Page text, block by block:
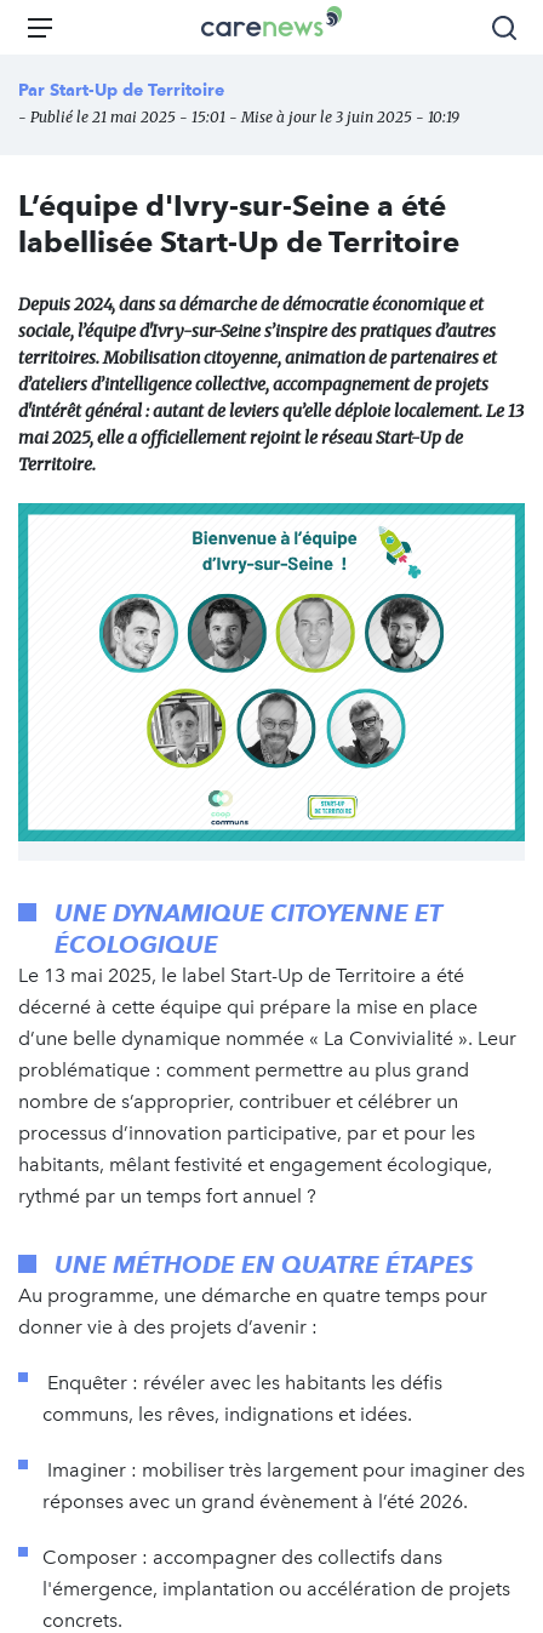
Aller
principal
Carenews,
média
des
l'engagement
Menu
Par Start-Up de Territoire
- Publié le 21 mai 2025 - 15:01 - Mise à jour le 3 juin 2025 - 10:19
L’équipe d'Ivry-sur-Seine a été
labellisée Start-Up de Territoire
Depuis 2024, dans sa démarche de démocratie économique et
sociale, l’équipe d'Ivry-sur-Seine s’inspire des pratiques d’autres
territoires. Mobilisation citoyenne, animation de partenaires et
d’ateliers d’intelligence collective, accompagnement de projets
d'intérêt général : autant de leviers qu’elle déploie localement. Le 13
mai 2025, elle a officiellement rejoint le réseau Start-Up de
Territoire.
UNE DYNAMIQUE CITOYENNE ET
ÉCOLOGIQUE
Le 13 mai 2025, le label Start-Up de Territoire a été
décerné à cette équipe qui prépare la mise en place
d’une belle dynamique nommée « La Convivialité ». Leur
problématique : comment permettre au plus grand
nombre de s’approprier, contribuer et célébrer un
processus d’innovation participative, par et pour les
habitants, mêlant festivité et engagement écologique,
rythmé par un temps fort annuel ?
UNE MÉTHODE EN QUATRE ÉTAPES
Au programme, une démarche en quatre temps pour
donner vie à des projets d’avenir :
Enquêter : révéler avec les habitants les défis
communs, les rêves, indignations et idées.
Imaginer : mobiliser très largement pour imaginer des
réponses avec un grand évènement à l’été 2026.
Composer : accompagner des collectifs dans
l'émergence, implantation ou accélération de projets
concrets.